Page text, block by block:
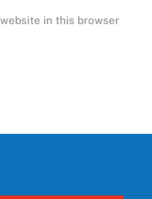
website in this browser